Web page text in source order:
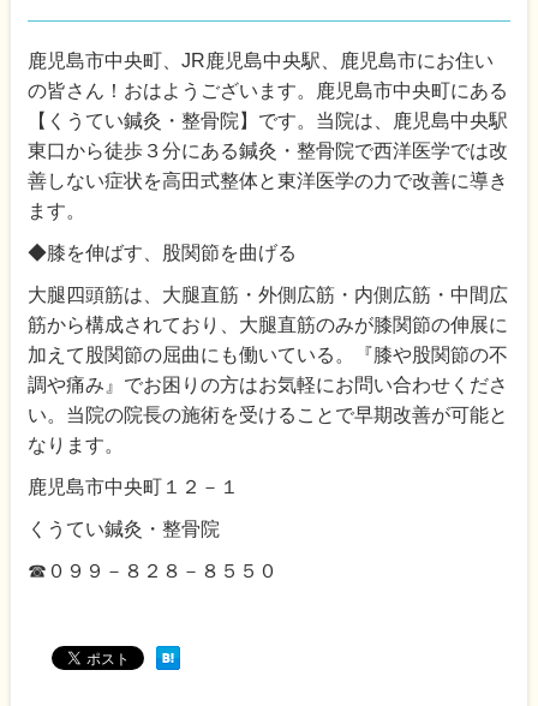
鹿児島市中央町、JR鹿児島中央駅、鹿児島市にお住い
の皆さん！おはようございます。鹿児島市中央町にある
【くうてい鍼灸・整骨院】です。当院は、鹿児島中央駅
東口から徒歩３分にある鍼灸・整骨院で西洋医学では改
善しない症状を高田式整体と東洋医学の力で改善に導き
ます。
◆膝を伸ばす、股関節を曲げる
大腿四頭筋は、大腿直筋・外側広筋・内側広筋・中間広
筋から構成されており、大腿直筋のみが膝関節の伸展に
加えて股関節の屈曲にも働いている。『膝や股関節の不
調や痛み』でお困りの方はお気軽にお問い合わせくださ
い。当院の院長の施術を受けることで早期改善が可能と
なります。
鹿児島市中央町１２－１
くうてい鍼灸・整骨院
☎０９９－８２８－８５５０